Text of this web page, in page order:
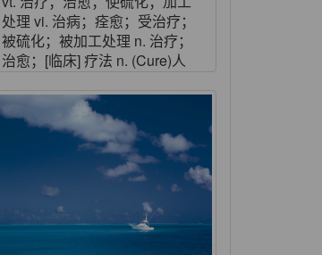
处理 vi. 治病；痊愈；受治疗；
被硫化；被加工处理 n. 治疗；
治愈；[临床] 疗法 n. (Cure)人
尔；(塞)楚雷